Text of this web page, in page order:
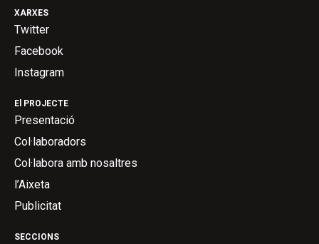
SECCIONS
El PROJECTE
Presentació
Col·laboradors
Col·labora amb nosaltres
l’Aixeta
Publicitat
XARXES
Twitter
Facebook
Instagram